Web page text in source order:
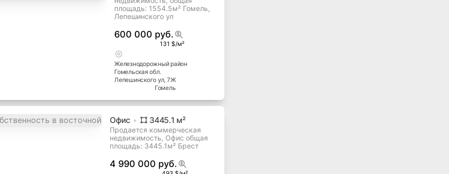
площадь: 1554.5м² Гомель,
Лепешинского ул
600 000 руб.
131 $/м²
Железнодорожныйрайон
Гомельская обл.
Лепешинского ул, 7Ж
Гомель
Офис 3445.1 м²
Продается коммерческая
недвижимость, Офис общая
площадь: 3445.1м² Брест
4 990 000 руб.